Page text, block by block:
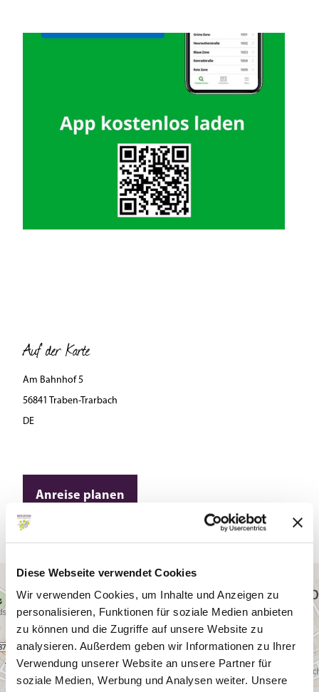
Diese Webseite verwendet Cookies
Wir verwenden Cookies, um Inhalte und Anzeigen zu
personalisieren, Funktionen für soziale Medien anbieten
zu können und die Zugriffe auf unsere Website zu
analysieren. Außerdem geben wir Informationen zu Ihrer
Verwendung unserer Website an unsere Partner für
soziale Medien, Werbung und Analysen weiter. Unsere
Auf der Karte
Am Bahnhof 5
56841 Traben-Trarbach
DE
Anreise planen